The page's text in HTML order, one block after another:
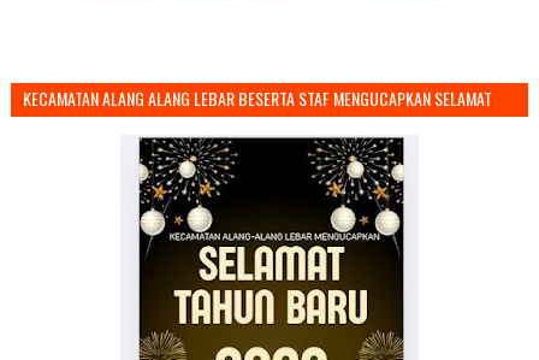
KECAMATAN ALANG ALANG LEBAR BESERTA STAF MENGUCAPKAN SELAMAT